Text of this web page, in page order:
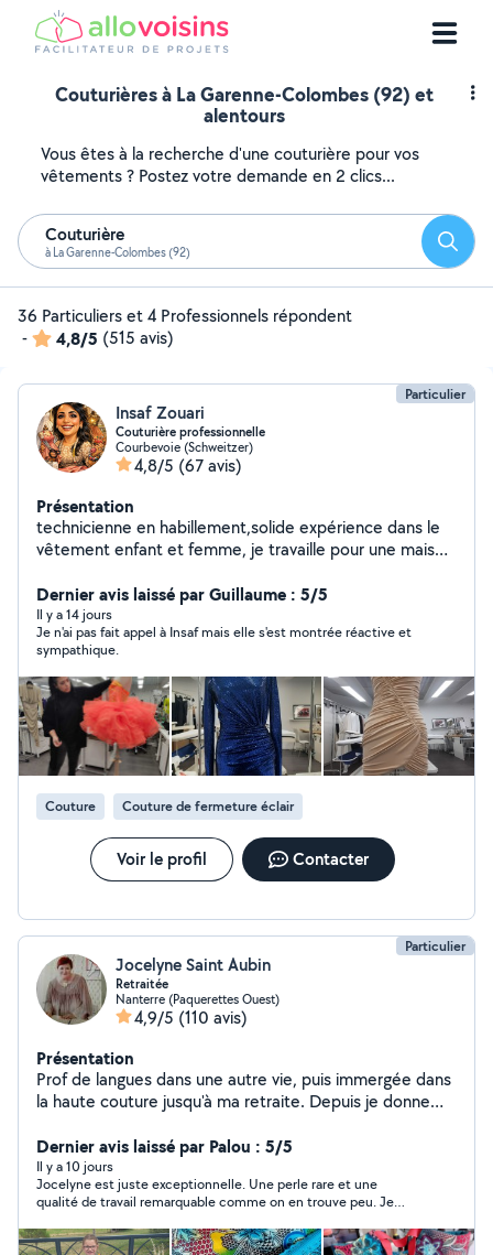
Couturières à La Garenne-Colombes (92) et
alentours
Vous êtes à la recherche d'une couturière pour vos
vêtements ? Postez votre demande en 2 clics...
Couturière
à La Garenne-Colombes (92)
36 Particuliers et 4 Professionnels répondent
-
4,8/5 (515 avis)
Particulier
Insaf Zouari
Couturière professionnelle
Courbevoie (Schweitzer)
4,8/5 (67 avis)
Présentation
technicienne en habillement,solide expérience dans le
vêtement enfant et femme, je travaille pour une maison
de retouche et couture de tout type de
produit:changement de zip,rideaux,ourlet Djean etc.
Dernier avis laissé par Guillaume : 5/5
Il y a 14 jours
Je n'ai pas fait appel à Insaf mais elle s'est montrée réactive et
sympathique.
Couture Couture de fermeture éclair
Voir le profil Contacter
Particulier
Jocelyne Saint Aubin
Retraitée
Nanterre (Paquerettes Ouest)
4,9/5 (110 avis)
Présentation
Prof de langues dans une autre vie, puis immergée dans
la haute couture jusqu'à ma retraite. Depuis je donne
devoirs, du théâtre et du bénévolat....
Dernier avis laissé par Palou : 5/5
Il y a 10 jours
Jocelyne est juste exceptionnelle. Une perle rare et une
qualité de travail remarquable comme on en trouve peu. Je